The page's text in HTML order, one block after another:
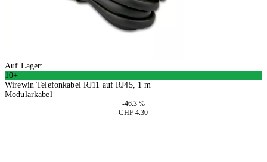
Auf Lager:
10+
Wirewin Telefonkabel RJ11 auf RJ45, 1 m
Modularkabel
-46.3 %
CHF 4.30